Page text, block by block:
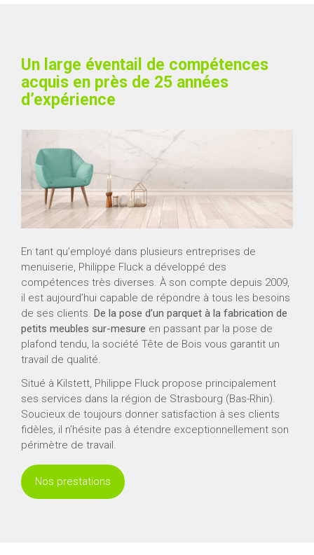
Un large éventail de compétences
acquis en près de 25 années
d’expérience
En tant qu’employé dans plusieurs entreprises de
menuiserie, Philippe Fluck a développé des
compétences très diverses. À son compte depuis 2009,
il est aujourd’hui capable de répondre à tous les besoins
de ses clients. De la pose d’un parquet à la fabrication de
petits meubles sur-mesure en passant par la pose de
plafond tendu, la société Tête de Bois vous garantit un
travail de qualité.
Situé à Kilstett, Philippe Fluck propose principalement
ses services dans la région de Strasbourg (Bas-Rhin).
Soucieux de toujours donner satisfaction à ses clients
fidèles, il n’hésite pas à étendre exceptionnellement son
périmètre de travail.
Nos prestations